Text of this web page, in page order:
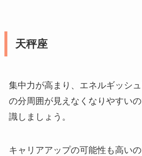
天秤座
集中力が高まり、エネルギッシ
の分周囲が見えなくなりやすい
識しましょう。
キャリアアップの可能性も高い